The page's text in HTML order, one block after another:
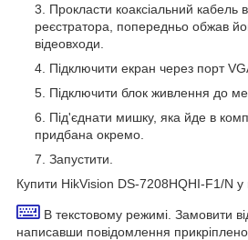
Прокласти коаксіальний кабель
реєстратора, попередньо обжав
відеовходи.
Підключити екран через порт
Підключити блок живлення до
Під'єднати мишку, яка йде в
придбана окремо.
Запустити.
Купити HikVision DS-7208HQHI-F1/N у
В текстовому режимі. Замовити
написавши повідомлення